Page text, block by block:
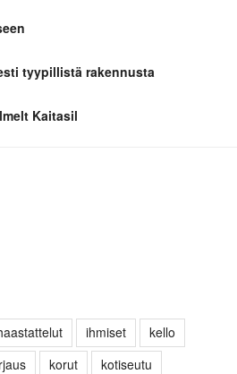
tyypillistä rakennusta
Kaitasil
ihmiset
kello
korut
kotiseutu